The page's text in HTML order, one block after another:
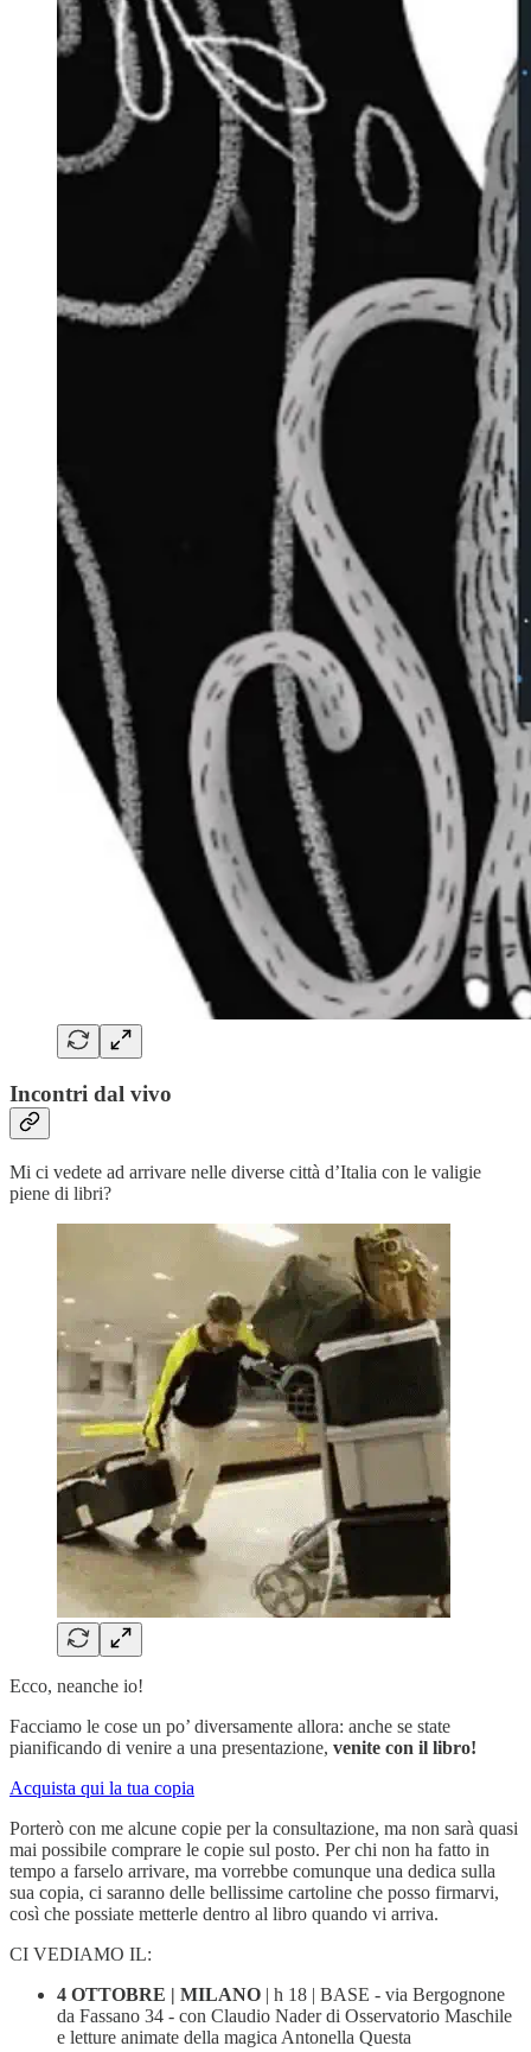
Incontri dal vivo
Mi ci vedete ad arrivare nelle diverse città d’Italia con le valigie
piene di libri?
Ecco, neanche io!
Facciamo le cose un po’ diversamente allora: anche se state
pianificando di venire a una presentazione, venite con il libro!
Acquista qui la tua copia
Porterò con me alcune copie per la consultazione, ma non sarà quasi
mai possibile comprare le copie sul posto. Per chi non ha fatto in
tempo a farselo arrivare, ma vorrebbe comunque una dedica sulla
sua copia, ci saranno delle bellissime cartoline che posso firmarvi,
così che possiate metterle dentro al libro quando vi arriva.
CI VEDIAMO IL:
4 OTTOBRE | MILANO | h 18 | BASE - via Bergognone
da Fassano 34 - con Claudio Nader di Osservatorio Maschile
e letture animate della magica Antonella Questa